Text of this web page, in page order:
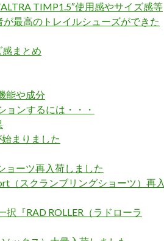
TIMP1.5″使用感やサイズ感等
が最高のトレイルシューズができた
まとめ
能や成分
ョンするには・・・
まりました
ョーツ再入荷しました
（スクランブリングショーツ）再入
『RAD ROLLER（ラドローラ